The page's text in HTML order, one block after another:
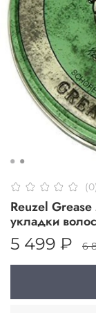
(0)
Reuzel
укладки
5 499 ₽ 6